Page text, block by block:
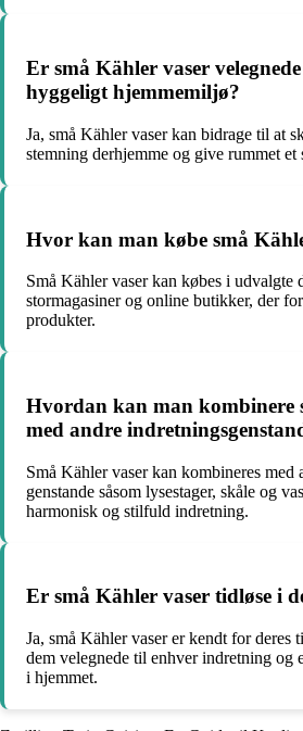
Er små Kähler vaser
hyggeligt hjemmemiljø?
Ja, små Kähler vaser kan bidrage til at
stemning derhjemme og give rummet et
Hvor kan man købe små
Små Kähler vaser kan købes i udvalgte
stormagasiner og online butikker, der
produkter.
Hvordan kan man kombinere
med andre
Små Kähler vaser kan kombineres med
genstande såsom lysestager, skåle og
harmonisk og stilfuld indretning.
Er små Kähler vaser tidløse i
Ja, små Kähler vaser er kendt for deres
dem velegnede til enhver indretning og
i hjemmet.